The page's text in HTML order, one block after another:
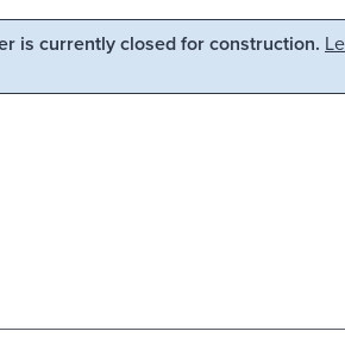
is currently closed for construction.